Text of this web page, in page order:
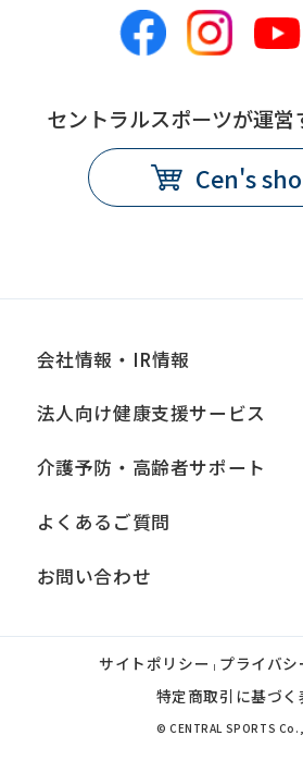
セントラルスポーツが運営
Cen's
会社情報・IR情報
法人向け健康支援サービス
介護予防・高齢者サポート
よくあるご質問
お問い合わせ
サイトポリシー | プライバシ
特定商取引に基づく
© CENTRAL SPORTS
from
We
ask
before
using